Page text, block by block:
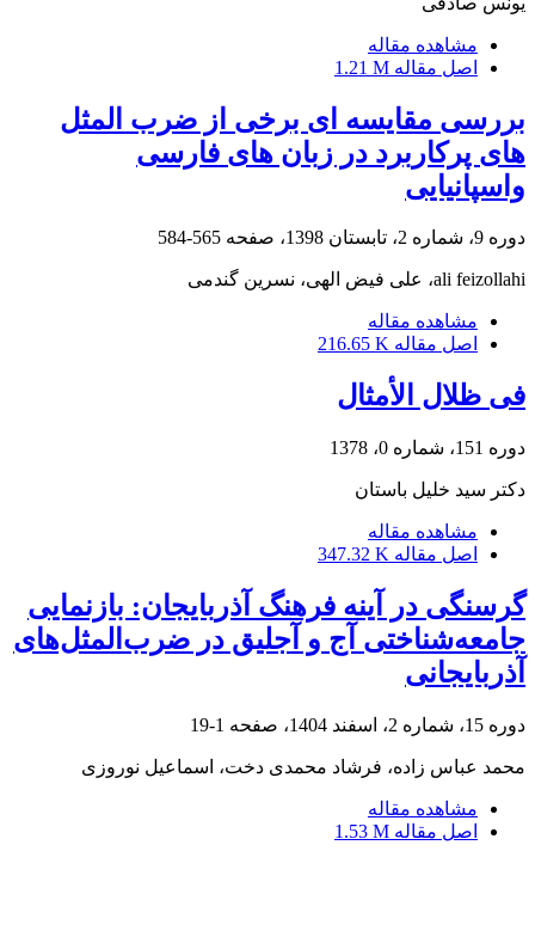
مشاهده مقاله
اصل مقاله 1.21 M
بررسی مقایسه ای برخی از ضرب المثل
های پرکاربرد در زبان های فارسی
واسپانیایی
دوره 9، شماره 2، تابستان 1398، صفحه 565-584
ali feizollahi، علی فیض الهی، نسرین گندمی
مشاهده مقاله
اصل مقاله 216.65 K
فی ظلال الأمثال
دوره 151، شماره 0، 1378
دکتر سید خلیل باستان
مشاهده مقاله
اصل مقاله 347.32 K
گرسنگی در آینه فرهنگ آذربایجان: بازنمایی
جامعه‌شناختی آج و آجلیق در ضرب‌المثل‌های
آذربایجانی
دوره 15، شماره 2، اسفند 1404، صفحه 1-19
محمد عباس زاده، فرشاد محمدی دخت، اسماعیل نوروزی
مشاهده مقاله
اصل مقاله 1.53 M